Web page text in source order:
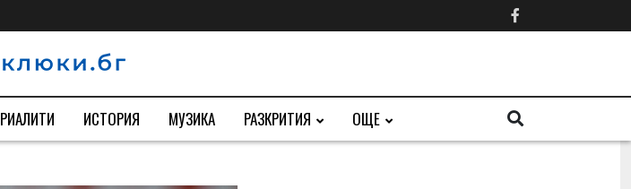
РИАЛИТИ ИСТОРИЯ МУЗИКА РАЗКРИТИЯ ОЩЕ